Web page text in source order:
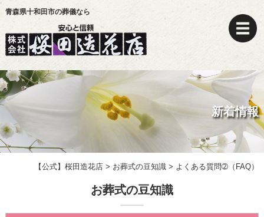
青森県十和田市の葬儀なら
新着情報
【公式】桜田造花店 > お葬式の豆知識 > よくある質問➁（FAQ）
お葬式の豆知識